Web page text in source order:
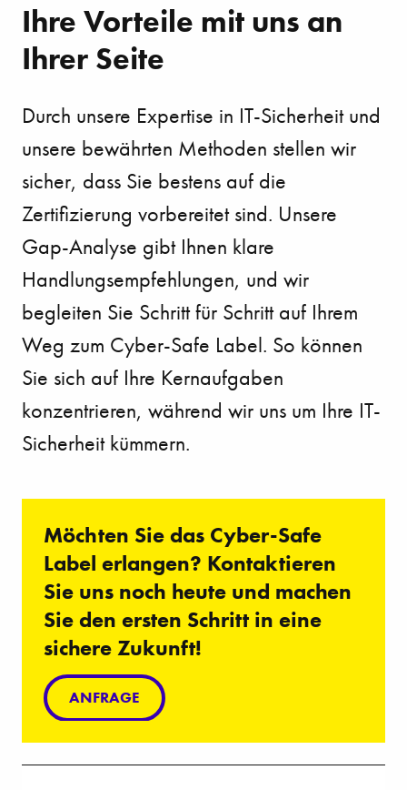
Ihre Vorteile mit uns an
Ihrer Seite
Durch unsere Expertise in IT-Sicherheit und
unsere bewährten Methoden stellen wir
sicher, dass Sie bestens auf die
Zertifizierung vorbereitet sind. Unsere
Gap-Analyse gibt Ihnen klare
Handlungsempfehlungen, und wir
begleiten Sie Schritt für Schritt auf Ihrem
Weg zum Cyber-Safe Label. So können
Sie sich auf Ihre Kernaufgaben
konzentrieren, während wir uns um Ihre IT-
Sicherheit kümmern.
Möchten Sie das Cyber-Safe
Label erlangen? Kontaktieren
Sie uns noch heute und machen
Sie den ersten Schritt in eine
sichere Zukunft!
ANFRAGE